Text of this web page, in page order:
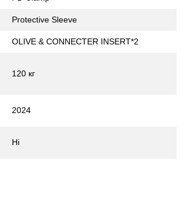
Protective Sleeve
OLIVE & CONNECTER INSERT*2
120 кг
2024
Ні